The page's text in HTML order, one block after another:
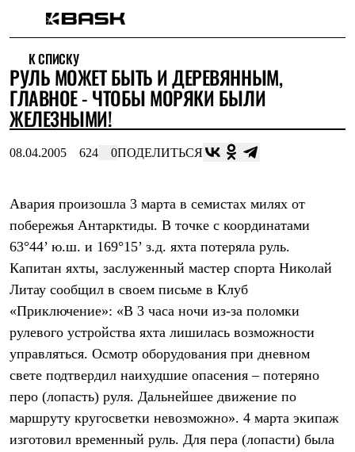
Интернет-магазин
Мужская одежда
Утепленная пухом
Куртки
Брюки
Комбинезоны
Штормовая одежда
Куртки
Брюки
Софтшелл одежда
Куртки
Брюки
Флисовая одежда
Куртки
Брюки
Термобелье
Теплое термобелье
Среднее термобелье
Легкое термобелье
Лёгкая одежда
Футболки
К СПИСКУ
РУЛЬ МОЖЕТ БЫТЬ И ДЕРЕВЯННЫМ,
ГЛАВНОЕ - ЧТОБЫ МОРЯКИ БЫЛИ
ЖЕЛЕЗНЫМИ!
08.04.2005 624 0ПОДЕЛИТЬСЯ
Авария произошла 3 марта в семистах милях от
побережья Антарктиды. В точке с координатами
63°44’ ю.ш. и 169°15’ з.д. яхта потеряла руль.
Капитан яхты, заслуженный мастер спорта Николай
Литау сообщил в своем письме в Клуб
«Приключение»: «В 3 часа ночи из-за поломки
рулевого устройства яхта лишилась возможности
управляться. Осмотр оборудования при дневном
свете подтвердил наихудшие опасения – потеряно
перо (лопасть) руля. Дальнейшее движение по
маршруту кругосветки невозможно». 4 марта экипаж
изготовил временный руль. Для пера (лопасти) была